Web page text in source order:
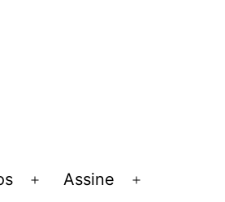
Abrir
Assine